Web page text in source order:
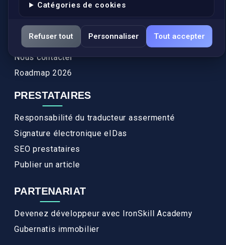
Catégories de cookies
Refuser tout Personnaliser Tout accepter
Actualités
Services
FAQ
Nous contacter
Roadmap 2026
PRESTATAIRES
Responsabilité du traducteur assermenté
Signature électronique eIDas
SEO prestataires
Publier un article
PARTENARIAT
Devenez développeur avec IronSkill Academy
Gubernatis immobilier